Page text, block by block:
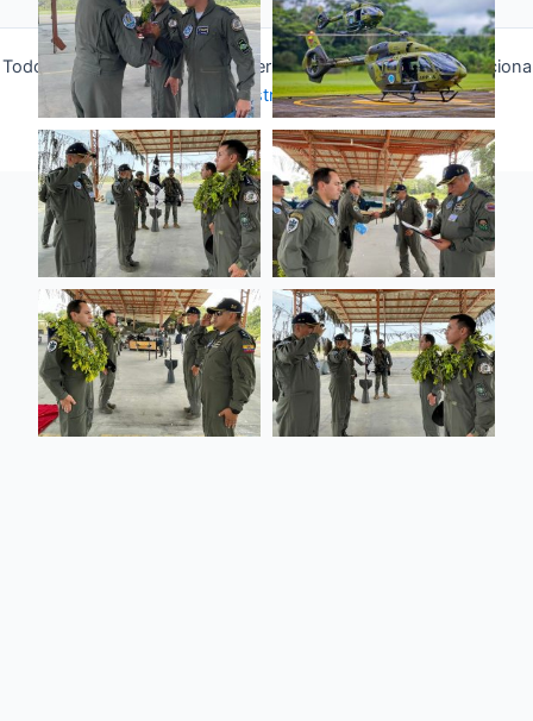
Todos los derechos © 2026 Fuerza Aérea Ecuatoriana | Funciona
gracias a Tema Astra para WordPress